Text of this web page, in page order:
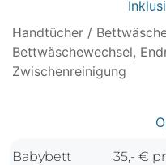
Handtücher /
Bettwäschewechsel,
Zwischenreinigung
Babybett 35,- €